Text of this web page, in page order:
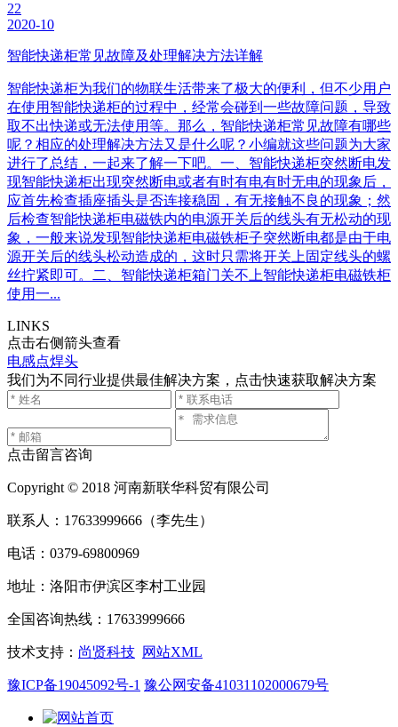
22
2020-10
智能快递柜常见故障及处理解决方法详解
智能快递柜为我们的物联生活带来了极大的便利，但不少用户
在使用智能快递柜的过程中，经常会碰到一些故障问题，导致
取不出快递或无法使用等。那么，智能快递柜常见故障有哪些
呢？相应的处理解决方法又是什么呢？小编就这些问题为大家
进行了总结，一起来了解一下吧。一、智能快递柜突然断电发
现智能快递柜出现突然断电或者有时有电有时无电的现象后，
应首先检查插座插头是否连接稳固，有无接触不良的现象；然
后检查智能快递柜电磁铁内的电源开关后的线头有无松动的现
象，一般来说发现智能快递柜电磁铁柜子突然断电都是由于电
源开关后的线头松动造成的，这时只需将开关上固定线头的螺
丝拧紧即可。二、智能快递柜箱门关不上智能快递柜电磁铁柜
使用一...
LINKS
点击右侧箭头查看
电感点焊头
我们为不同行业提供最佳解决方案，点击快速获取解决方案
点击留言咨询
Copyright © 2018 河南新联华科贸有限公司
联系人：17633999666（李先生）
电话：0379-69800969
地址：洛阳市伊滨区李村工业园
全国咨询热线：17633999666
技术支持： 尚贤科技 网站XML
豫ICP备19045092号-1 豫公网安备41031102000679号